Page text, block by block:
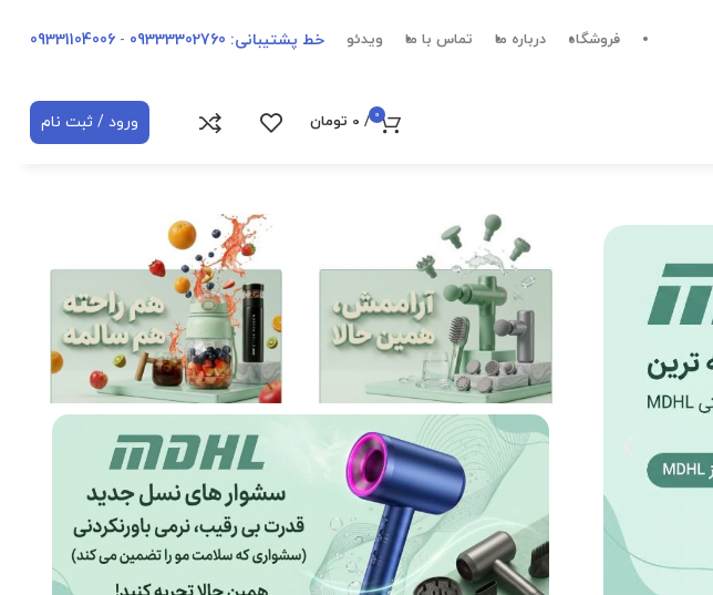
فروشگاه درباره ما تماس با ما ویدئو خط پشتیبانی: 09333302760 -
09331104006
0
/
0 تومان ورود / ثبت نام
مشاهده محصولات